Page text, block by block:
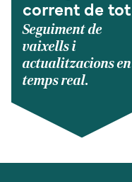
corrent de tot
Seguiment de
vaixells i
actualitzacions en
temps real.